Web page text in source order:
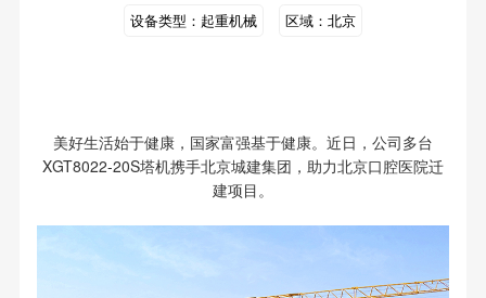
设备类型： 起重机械 区域： 北京
美好生活始于健康，国家富强基于健康。近日，公司多台
XGT8022-20S塔机携手北京城建集团，助力北京口腔医院迁
建项目。